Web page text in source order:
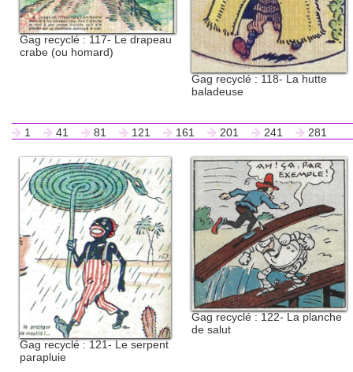
Gag recyclé : 117- Le drapeau
crabe (ou homard)
Gag recyclé : 118- La hutte
baladeuse
1 41 81 121 161 201 241 281
Gag recyclé : 121- Le serpent
parapluie
Gag recyclé : 122- La planche
de salut